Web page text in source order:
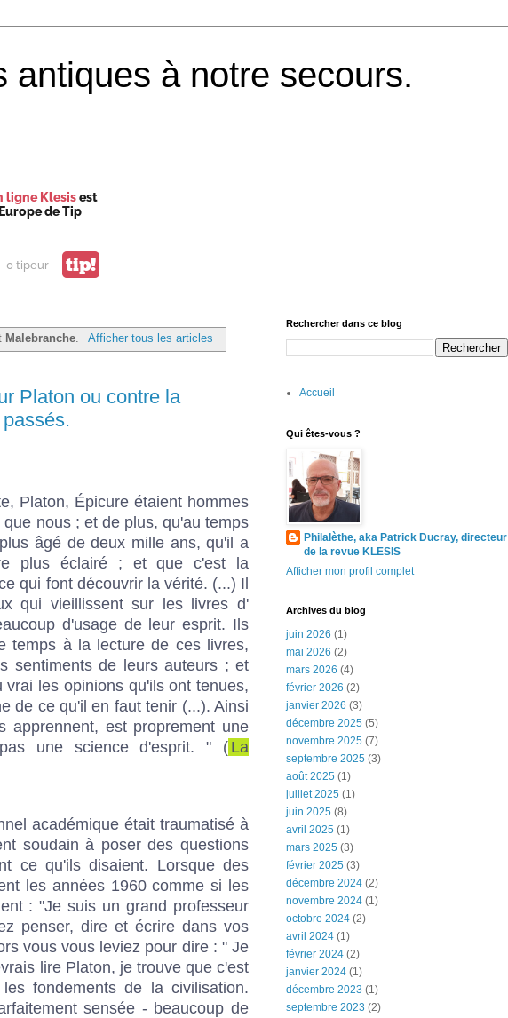
antiques à notre secours.
ligne Klesisest
de Tip
0 tipeur tip!
Malebranche Afficher tous les articles
Platon ou contre la
Platon, Épicure étaient hommes
nous ; et de plus, qu'au temps
âgé de deux mille ans, qu'il a
plus éclairé ; et que c'est la
qui font découvrir la vérité. (...) Il
qui vieillissent sur les livres d'
d'usage de leur esprit. Ils
temps à la lecture de ces livres,
sentiments de leurs auteurs ; et
les opinions qu'ils ont tenues,
de ce qu'il en faut tenir (...). Ainsi
apprennent, est proprement une
une science d'esprit. " ( La
académique était traumatisé à
soudain à poser des questions
ce qu'ils disaient. Lorsque des
les années 1960 comme si les
: "Je suis un grand professeur
penser, dire et écrire dans vos
vous vous leviez pour dire : " Je
lire Platon, je trouve que c'est
fondements de la civilisation.
sensée - beaucoup de
Rechercher dans ce blog
Accueil
Qui êtes-vous ?
Philalèthe, aka Patrick Ducray, directeur
de la revue KLESIS
Afficher mon profil complet
Archives du blog
juin 2026 (1)
mai 2026 (2)
mars 2026 (4)
février 2026 (2)
janvier 2026 (3)
décembre 2025 (5)
novembre 2025 (7)
septembre 2025 (3)
août 2025 (1)
juillet 2025 (1)
juin 2025 (8)
avril 2025 (1)
mars 2025 (3)
février 2025 (3)
décembre 2024 (2)
novembre 2024 (1)
octobre 2024 (2)
avril 2024 (1)
février 2024 (2)
janvier 2024 (1)
décembre 2023 (1)
septembre 2023 (2)